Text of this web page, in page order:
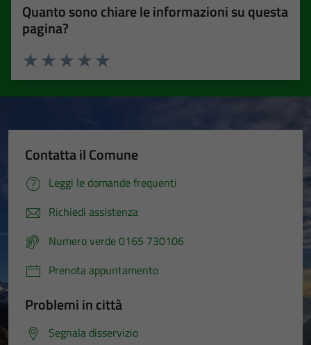
Quanto sono chiare le informazioni su questa
pagina?
Valuta 5 stelle su 5
Valuta 4 stelle su 5
Valuta 3 stelle su 5
Valuta 2 stelle su 5
Valuta 1 stelle su 5
Contatta il Comune
Leggi le domande frequenti
Richiedi assistenza
Numero verde 0165 730106
Prenota appuntamento
Problemi in città
Segnala disservizio